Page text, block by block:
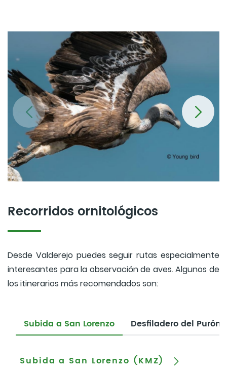
Recorridos ornitológicos
Desde Valderejo puedes seguir rutas especialmente
interesantes para la observación de aves. Algunos de
los itinerarios más recomendados son:
Subida a San Lorenzo Desfiladero del Purón
Subida a San Lorenzo (KMZ)